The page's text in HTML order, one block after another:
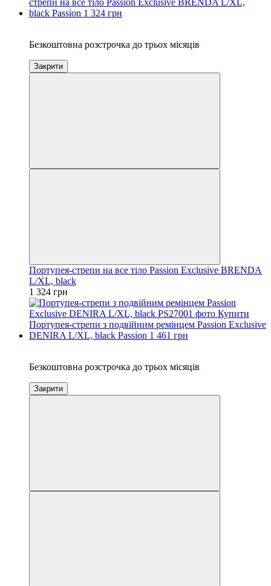
Безкоштовна розстрочка до трьох місяців
Закрити
Портупея-стрепи на все тіло Passion Exclusive BRENDA
L/XL, black
1 324 грн
Безкоштовна розстрочка до трьох місяців
Закрити